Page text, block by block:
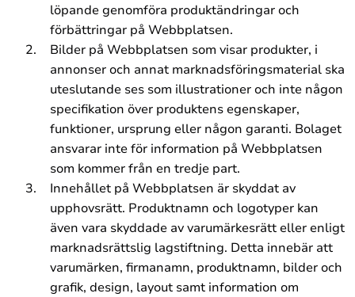
löpande genomföra produktändringar och
förbättringar på Webbplatsen.
Bilder på Webbplatsen som visar produkter, i
annonser och annat marknadsföringsmaterial ska
uteslutande ses som illustrationer och inte någon
specifikation över produktens egenskaper,
funktioner, ursprung eller någon garanti. Bolaget
ansvarar inte för information på Webbplatsen
som kommer från en tredje part.
Innehållet på Webbplatsen är skyddat av
upphovsrätt. Produktnamn och logotyper kan
även vara skyddade av varumärkesrätt eller enligt
marknadsrättslig lagstiftning. Detta innebär att
varumärken, firmanamn, produktnamn, bilder och
grafik, design, layout samt information om